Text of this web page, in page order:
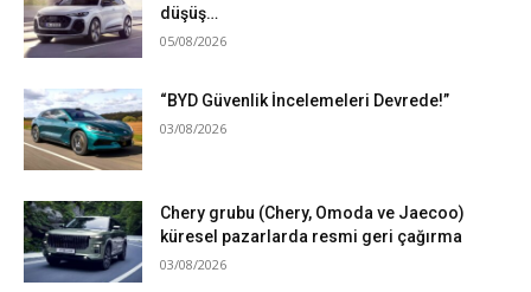
düşüş…
05/08/2026
“BYD Güvenlik İncelemeleri Devrede!”
03/08/2026
Chery grubu (Chery, Omoda ve Jaecoo)
küresel pazarlarda resmi geri çağırma
03/08/2026